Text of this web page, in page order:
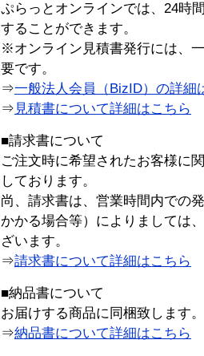
ぷらっとオンラインでは、24時
することができます。
※オンライン見積書発行には、
要です。
⇒一般法人会員（BizID）の詳細
⇒ 見積書について詳細はこちら
■請求書について
ご注文時に希望されたお客様に
しております。
尚、請求書は、営業時間内での
かかる場合等）によりましては
ざいます。
⇒請求書について詳細はこちら
■納品書について
お届けする商品に同梱致します。
⇒納品書について詳細はこちら